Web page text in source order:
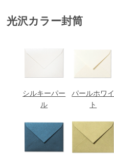
光沢カラー封筒
シルキーパー
ル
パールホワイ
ト